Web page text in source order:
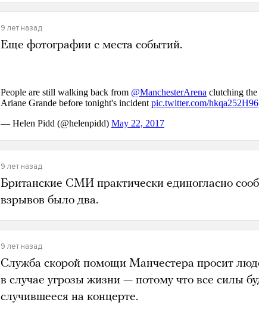
9 лет назад
Еще фотографии с места событий.
9 лет назад
Британские СМИ практически единогласно
взрывов было два.
9 лет назад
Служба скорой помощи Манчестера просит
в случае угрозы жизни — потому что все силы
случившееся на концерте.